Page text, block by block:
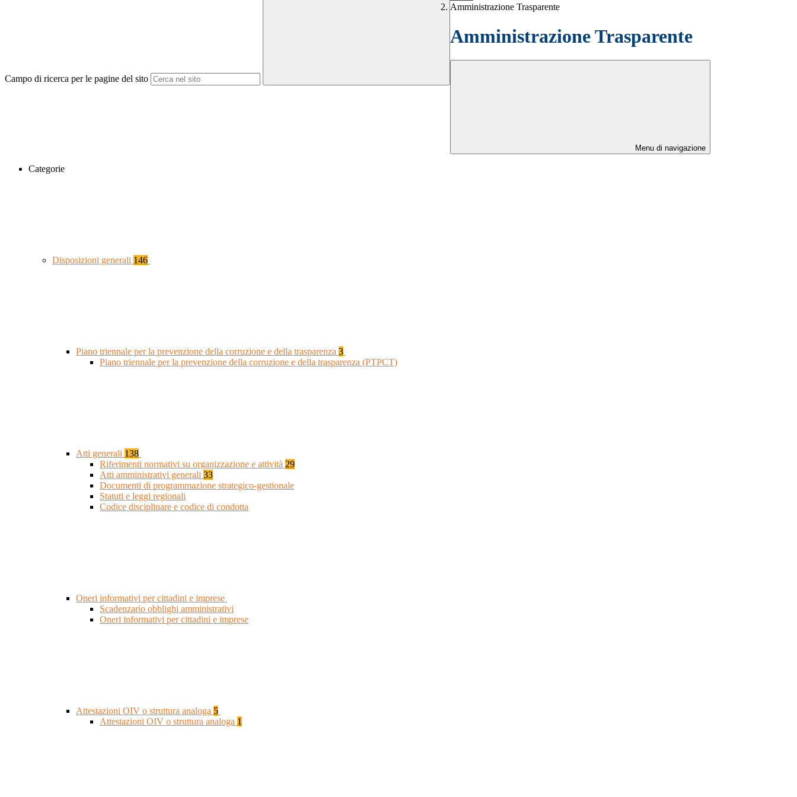
Campo di ricerca per le pagine del sito
Amministrazione Trasparente
Amministrazione Trasparente
Menu di navigazione
Categorie
Disposizioni generali 146
Piano triennale per la prevenzione della corruzione e della trasparenza 3
Piano triennale per la prevenzione della corruzione e della trasparenza (PTPCT)
Atti generali 138
Riferimenti normativi su organizzazione e attività 29
Atti amministrativi generali 33
Documenti di programmazione strategico-gestionale
Statuti e leggi regionali
Codice disciplinare e codice di condotta
Oneri informativi per cittadini e imprese
Scadenzario obblighi amministrativi
Oneri informativi per cittadini e imprese
Attestazioni OIV o struttura analoga 5
Attestazioni OIV o struttura analoga 1